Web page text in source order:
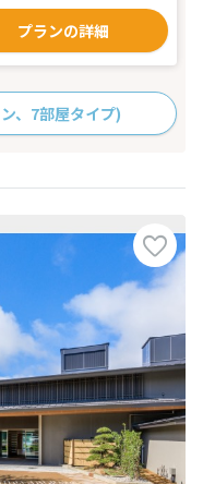
プランの詳細
、7部屋タイプ)